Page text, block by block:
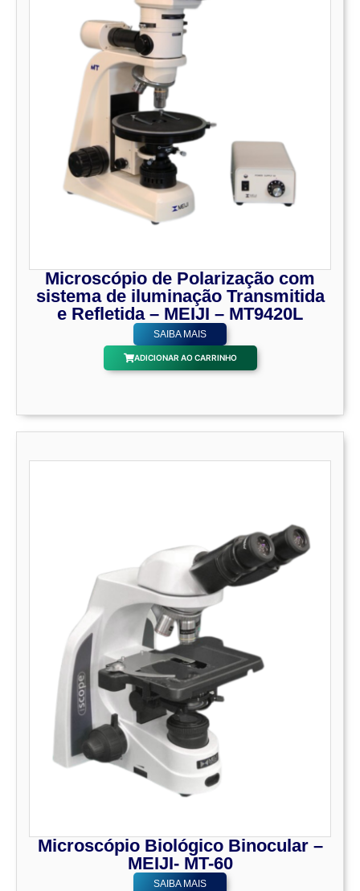
Microscópio de Polarização com
sistema de iluminação Transmitida
e Refletida – MEIJI – MT9420L
SAIBA MAIS
ADICIONAR AO CARRINHO
Microscópio Biológico Binocular –
MEIJI- MT-60
SAIBA MAIS